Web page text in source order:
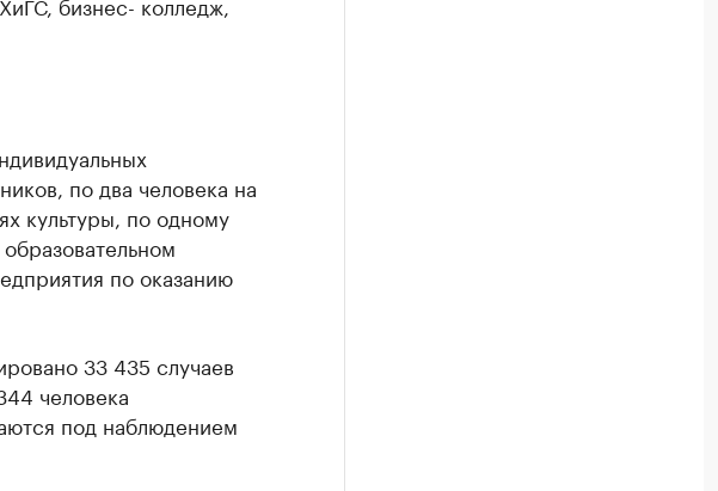
по два человека на
культуры, по одному
по оказанию
33 435 случаев
человека
под наблюдением